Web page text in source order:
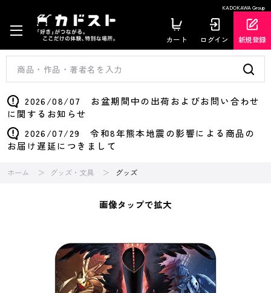
KADOKAWA Group
カート ログイン 新規登録
2026/08/07 お盆期間中の出荷およびお問い合わせ
に関するお知らせ
2026/07/29 令和8年熊本地震の影響による商品の
お届け遅延につきまして
ホーム グッズ・文具 グッズ
画像タップで拡大